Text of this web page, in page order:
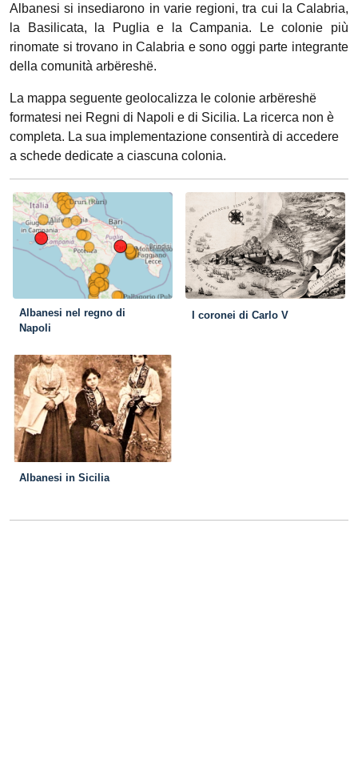
Albanesi si insediarono in varie regioni, tra cui la Calabria,
la Basilicata, la Puglia e la Campania. Le colonie più
rinomate si trovano in Calabria e sono oggi parte integrante
della comunità arbëreshë.
La mappa seguente geolocalizza le colonie arbëreshë
formatesi nei Regni di Napoli e di Sicilia. La ricerca non è
completa. La sua implementazione consentirà di accedere
a schede dedicate a ciascuna colonia.
Albanesi nel regno di
Napoli
I coronei di Carlo V
Albanesi in Sicilia